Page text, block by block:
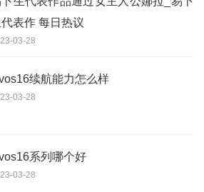
表作 每日热议
03-28
续航能力怎么样
03-28
系列哪个好
03-28